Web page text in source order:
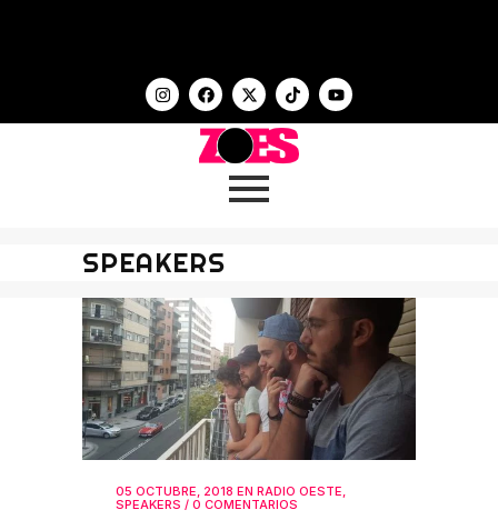
SPEAKERS
05 OCTUBRE, 2018 EN RADIO OESTE
SPEAKERS / 0 COMENTARIOS